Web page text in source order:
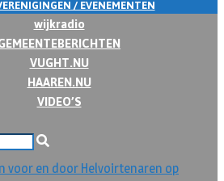
/ EVENEMENTEN
wijkradio
VUGHT.NU
HAAREN.NU
VIDEO’S